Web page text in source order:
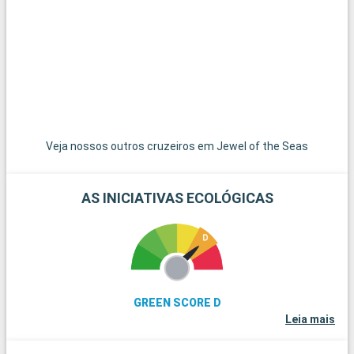
Veja nossos outros cruzeiros em Jewel of the Seas
AS INICIATIVAS ECOLÓGICAS
GREEN SCORE D
Leia mais